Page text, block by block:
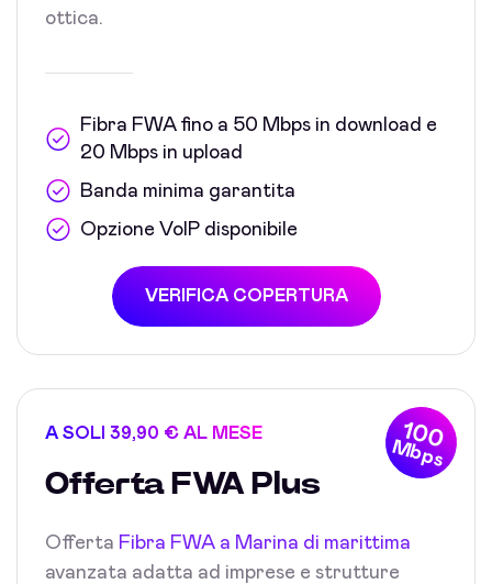
ottica.
Fibra FWA fino a 50 Mbps in download e
20 Mbps in upload
Banda minima garantita
Opzione VoIP disponibile
VERIFICA COPERTURA
100
Mbps
A SOLI 39,90 € AL MESE
Offerta FWA Plus
Offerta Fibra FWA a Marina di marittima
avanzata adatta ad imprese e strutture